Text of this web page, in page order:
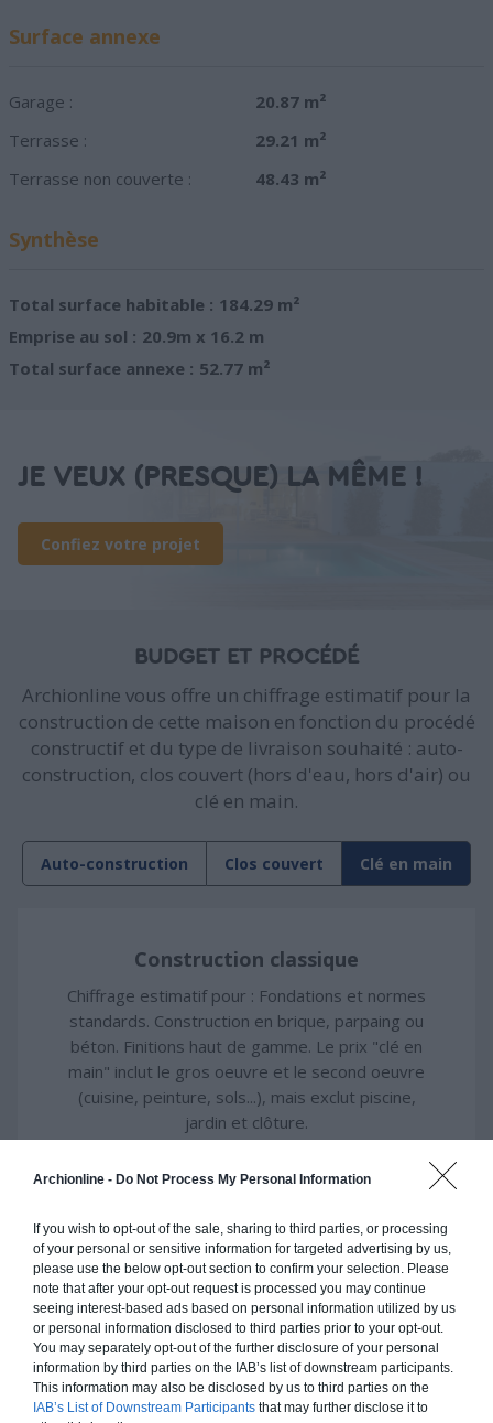
Archionline - Do Not Process My Personal Information
If you wish to opt-out of the sale, sharing to third parties, or processing
of your personal or sensitive information for targeted advertising by us,
please use the below opt-out section to confirm your selection. Please
note that after your opt-out request is processed you may continue
seeing interest-based ads based on personal information utilized by us
or personal information disclosed to third parties prior to your opt-out.
You may separately opt-out of the further disclosure of your personal
information by third parties on the IAB’s list of downstream participants.
This information may also be disclosed by us to third parties on the
IAB’s List of Downstream Participants that may further disclose it to
Surface annexe
Garage :
20.87 m²
Terrasse :
29.21 m²
Terrasse non couverte :
48.43 m²
Synthèse
Total surface habitable : 184.29 m²
Emprise au sol : 20.9m x 16.2 m
Total surface annexe : 52.77 m²
JE VEUX (PRESQUE) LA MÊME !
Confiez votre projet
BUDGET ET PROCÉDÉ
Archionline vous offre un chiffrage estimatif pour la
construction de cette maison en fonction du procédé
constructif et du type de livraison souhaité : auto-
construction, clos couvert (hors d'eau, hors d'air) ou
clé en main.
Auto-construction Clos couvert Clé en main
Construction classique
Chiffrage estimatif pour : Fondations et normes
standards. Construction en brique, parpaing ou
béton. Finitions haut de gamme. Le prix "clé en
main" inclut le gros oeuvre et le second oeuvre
(cuisine, peinture, sols...), mais exclut piscine,
jardin et clôture.
369 000€ TTC
Je la veux !
Construction ossature bois